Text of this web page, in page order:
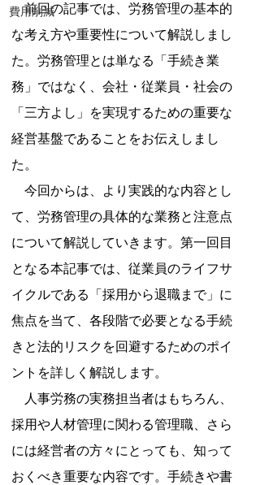
【あるバイ関東版】アルバイト・バイト・パー
トの求人・仕事を探そう！アルバイト情報はこ
こに【あるバイ】
費用削減
前回の記事では、労務管理の基本的
な考え方や重要性について解説しまし
た。労務管理とは単なる「手続き業
務」ではなく、会社・従業員・社会の
「三方よし」を実現するための重要な
経営基盤であることをお伝えしまし
た。
今回からは、より実践的な内容とし
て、労務管理の具体的な業務と注意点
について解説していきます。第一回目
となる本記事では、従業員のライフサ
イクルである「採用から退職まで」に
焦点を当て、各段階で必要となる手続
きと法的リスクを回避するためのポイ
ントを詳しく解説します。
人事労務の実務担当者はもちろん、
採用や人材管理に関わる管理職、さら
には経営者の方々にとっても、知って
おくべき重要な内容です。手続きや書